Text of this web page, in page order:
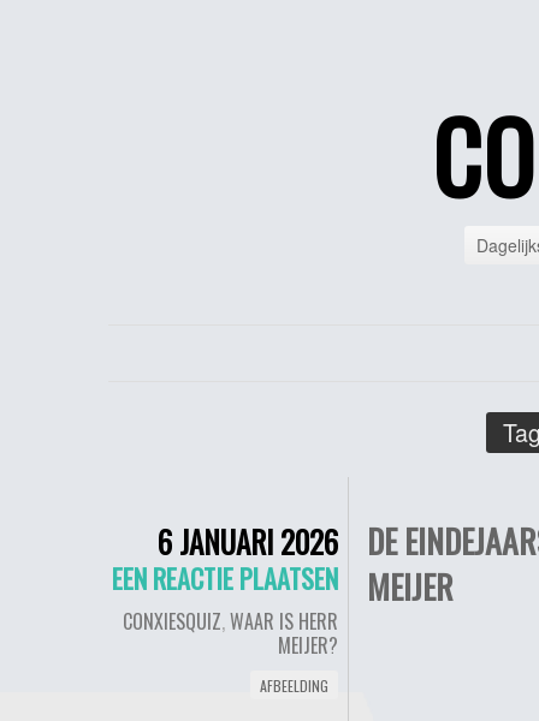
6 JANUARI 2026
EEN REACTIE PLAATSEN
CONXIESQUIZ,WAAR IS HERR
MEIJER?
AFBEELDING
DE
MEIJER